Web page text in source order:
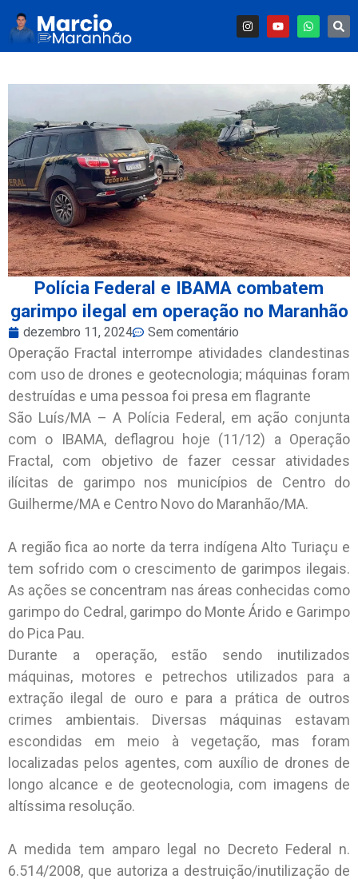
Polícia Federal e IBAMA combatem
garimpo ilegal em operação no Maranhão
dezembro 11, 2024 Sem comentário
Operação Fractal interrompe atividades clandestinas
com uso de drones e geotecnologia; máquinas foram
destruídas e uma pessoa foi presa em flagrante
São Luís/MA – A Polícia Federal, em ação conjunta
com o IBAMA, deflagrou hoje (11/12) a Operação
Fractal, com objetivo de fazer cessar atividades
ilícitas de garimpo nos municípios de Centro do
Guilherme/MA e Centro Novo do Maranhão/MA.
A região fica ao norte da terra indígena Alto Turiaçu e
tem sofrido com o crescimento de garimpos ilegais.
As ações se concentram nas áreas conhecidas como
garimpo do Cedral, garimpo do Monte Árido e Garimpo
do Pica Pau.
Durante a operação, estão sendo inutilizados
máquinas, motores e petrechos utilizados para a
extração ilegal de ouro e para a prática de outros
crimes ambientais. Diversas máquinas estavam
escondidas em meio à vegetação, mas foram
localizadas pelos agentes, com auxílio de drones de
longo alcance e de geotecnologia, com imagens de
altíssima resolução.
A medida tem amparo legal no Decreto Federal n.
6.514/2008, que autoriza a destruição/inutilização de